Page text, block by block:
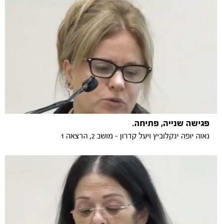
פגישה שנייה, פתיחה.
נאוה יופה ינקלוביץ ויעל קדרון - מושב 2, הרצאה 1